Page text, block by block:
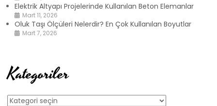
Elektrik Altyapı Projelerinde Kullanılan Beton Elemanlar
Mart 11, 2026
Oluk Taşı Ölçüleri Nelerdir? En Çok Kullanılan Boyutlar
Mart 7, 2026
Kategoriler
Kategoriler